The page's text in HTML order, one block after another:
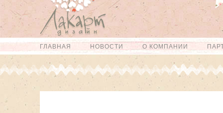
Главное меню
ГЛАВНАЯ НОВОСТИ О КОМПАНИИ